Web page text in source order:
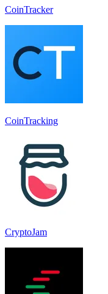
CoinTracker
CoinTracking
CryptoJam